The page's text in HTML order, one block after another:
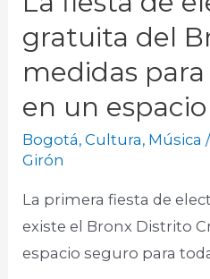
gratuita del
medidas
en un
Bogotá,Cultura, Música
Girón
La primera fiesta de
existe el Bronx Distrito
espacio seguro para